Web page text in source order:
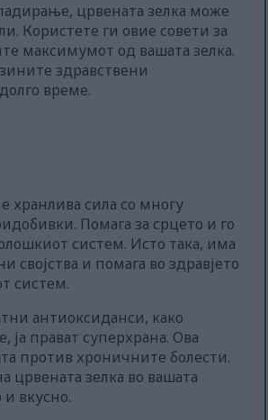
црвената зелка може
Користете ги овие совети за
максимумот од вашата зелка.
здравствени
време.
хранлива сила со многу
Помага за срцето и го
систем. Исто така, има
својства и помага во здравјето
систем.
антиоксиданси, како
ја прават суперхрана. Ова
против хроничните болести.
црвената зелка во вашата
и вкусно.